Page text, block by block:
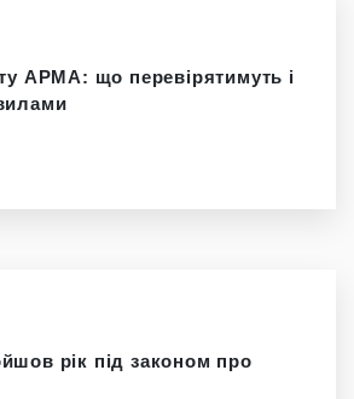
АРМА: що перевірятимуть і
рік під законом про